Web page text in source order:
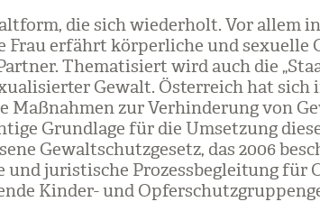
die sich wie­der­holt. Vor allem
Frau erfährt kör­per­li­che und sexu­elle
The­ma­ti­siert wird auch die
Gewalt. Öster­reich hat
Maß­nah­men zur Ver­hin­de­rung von
Grund­lage für die Umset­zung
Gewalt­schutz­ge­setz, das 2006
und juris­ti­sche Pro­zess­be­glei­tung für
Kin­der- und